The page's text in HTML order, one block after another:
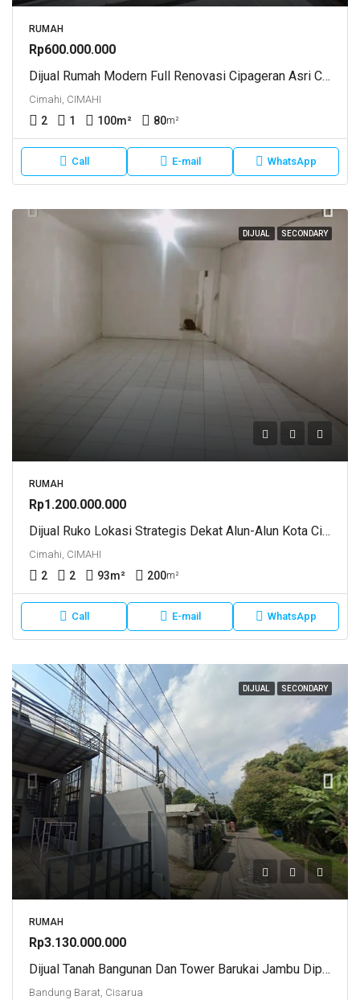
RUMAH
Rp600.000.000
Dijual Rumah Modern Full Renovasi Cipageran Asri Cimahi Utara
Cimahi, CIMAHI
2 1 100m² 80m²
Call E-mail WhatsApp
DIJUAL SECONDARY
RUMAH
Rp1.200.000.000
Dijual Ruko Lokasi Strategis Dekat Alun-Alun Kota Cimahi Koloner Masturi Kolmas
Cimahi, CIMAHI
2 2 93m² 200m²
Call E-mail WhatsApp
DIJUAL SECONDARY
RUMAH
Rp3.130.000.000
Dijual Tanah Bangunan Dan Tower Barukai Jambu Dipa Cisarua Bandung Barat
Bandung Barat, Cisarua